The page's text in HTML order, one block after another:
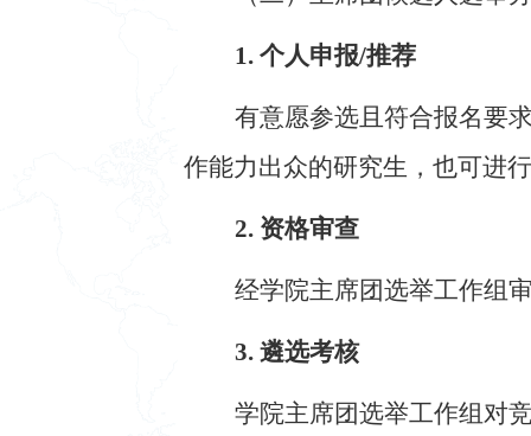
1. 个人申报/推荐
有意愿参选且符合报名要
作能力出众的研究生，也可进
2. 资格审查
经学院主席团选举工作组
3. 遴选考核
学院主席团选举工作组对